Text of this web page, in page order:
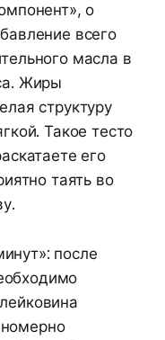
о
всего
масла в
Жиры
структуру
Такое тесто
его
таять во
после